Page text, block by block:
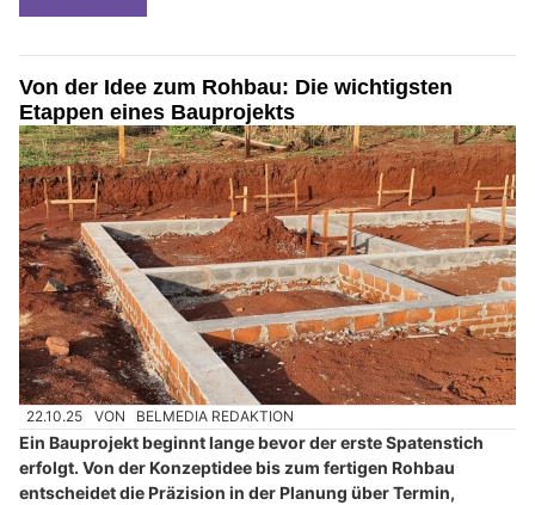
Von der Idee zum Rohbau: Die wichtigsten
Etappen eines Bauprojekts
22.10.25 VON BELMEDIA REDAKTION
Ein Bauprojekt beginnt lange bevor der erste Spatenstich
erfolgt. Von der Konzeptidee bis zum fertigen Rohbau
entscheidet die Präzision in der Planung über Termin,